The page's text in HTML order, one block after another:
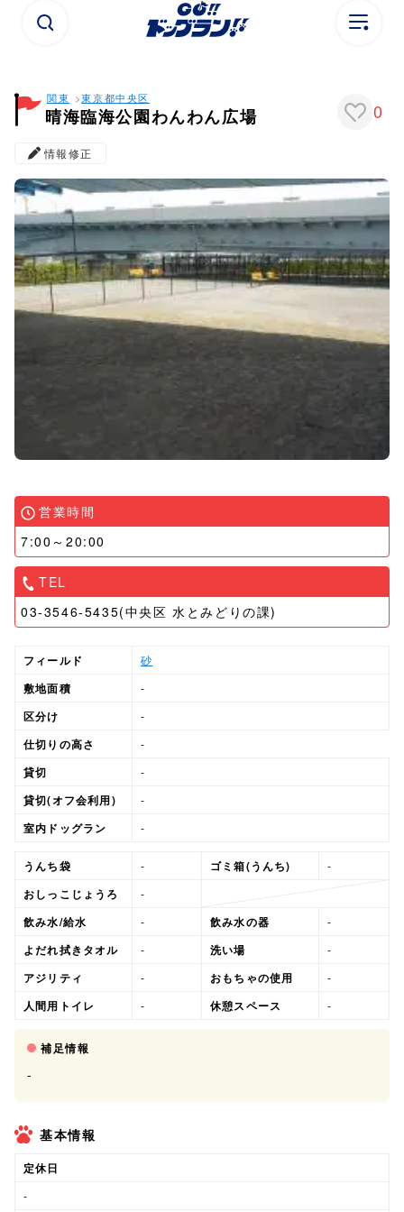
関東 東京都中央区
晴海臨海公園わんわん広場 0
情報修正
営業時間
7:00～20:00
TEL
03-3546-5435(中央区 水とみどりの課)
フィールド 砂
敷地面積 -
区分け -
仕切りの高さ -
貸切 -
貸切(オフ会利用) -
室内ドッグラン -
うんち袋 - ゴミ箱(うんち) -
おしっこじょうろ -
飲み水/給水 - 飲み水の器 -
よだれ拭きタオル - 洗い場 -
アジリティ - おもちゃの使用 -
人間用トイレ - 休憩スペース -
補足情報
-
基本情報
定休日
-